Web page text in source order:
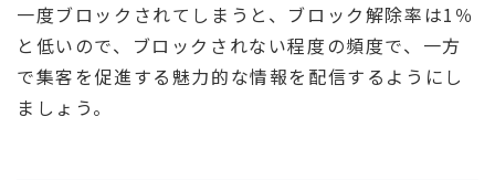
一度ブロックされてしまうと、ブロック解除率は1％
と低いので、ブロックされない程度の頻度で、一方
で集客を促進する魅力的な情報を配信するようにし
ましょう。